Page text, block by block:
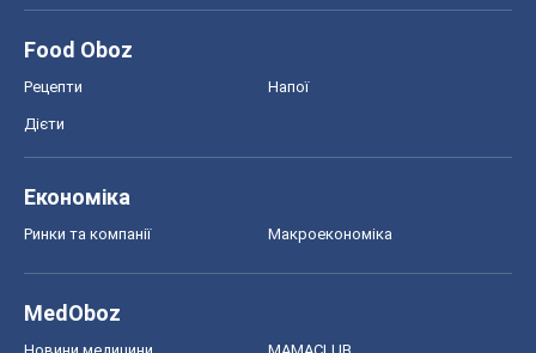
Food Oboz
Рецепти Напої
Дієти
Економіка
Ринки та компанії Макроекономіка
MedOboz